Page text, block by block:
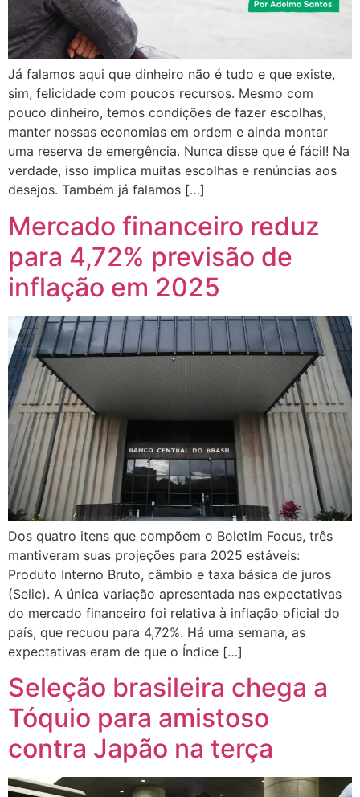
Já falamos aqui que dinheiro não é tudo e que existe,
sim, felicidade com poucos recursos. Mesmo com
pouco dinheiro, temos condições de fazer escolhas,
manter nossas economias em ordem e ainda montar
uma reserva de emergência. Nunca disse que é fácil! Na
verdade, isso implica muitas escolhas e renúncias aos
desejos. Também já falamos […]
Mercado financeiro reduz
para 4,72% previsão de
inflação em 2025
Dos quatro itens que compõem o Boletim Focus, três
mantiveram suas projeções para 2025 estáveis:
Produto Interno Bruto, câmbio e taxa básica de juros
(Selic). A única variação apresentada nas expectativas
do mercado financeiro foi relativa à inflação oficial do
país, que recuou para 4,72%. Há uma semana, as
expectativas eram de que o Índice […]
Seleção brasileira chega a
Tóquio para amistoso
contra Japão na terça